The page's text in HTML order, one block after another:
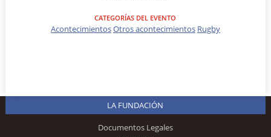
CATEGORÍAS DEL EVENTO
AcontecimientosOtros acontecimientos Rugby
LA FUNDACIÓN
Documentos Legales